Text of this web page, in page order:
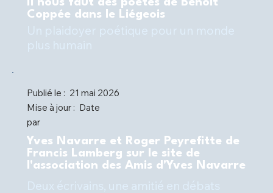
Il nous faut des poètes de Benoît
Coppée dans le Liégeois
Publié le : 21 mai 2026
Mise à jour : Date
par
Yves Navarre et Roger Peyrefitte de
Francis Lamberg sur le site de
l'association des Amis d'Yves Navarre